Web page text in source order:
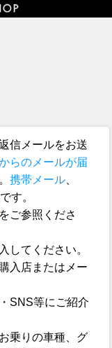
信メールをお送
らのメールが届
携帯メール、
す。
ご参照くださ
してください。
入店またはメー
SNS等にご紹介
乗りの車種、グ